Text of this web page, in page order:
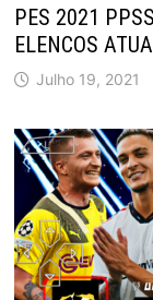
PES 2021
ELENCOS
Julho 19, 2021